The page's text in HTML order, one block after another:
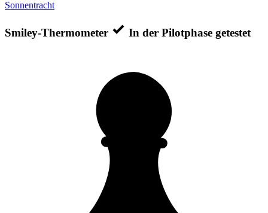
Sonnentracht
Smiley-Thermometer In der Pilotphase getestet